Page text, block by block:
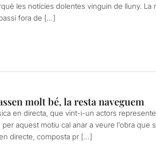
les notícies dolentes vinguin de lluny. La
fora de […]
molt bé, la resta naveguem
en directa, que vint-i-un actors
aquest motiu cal anar a veure l’obra que
directe, composta pr […]